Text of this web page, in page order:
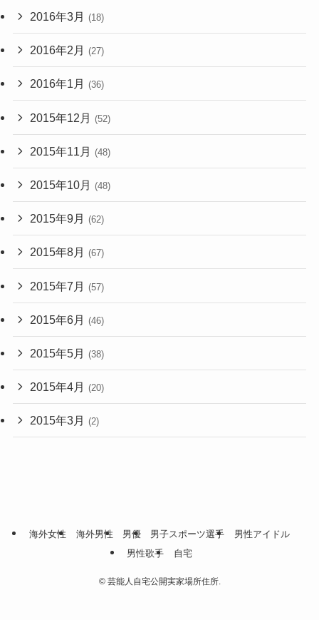
2016年3月 (18)
2016年2月 (27)
2016年1月 (36)
2015年12月 (52)
2015年11月 (48)
2015年10月 (48)
2015年9月 (62)
2015年8月 (67)
2015年7月 (57)
2015年6月 (46)
2015年5月 (38)
2015年4月 (20)
2015年3月 (2)
海外女性 海外男性 男優 男子スポーツ選手
男性アイドル
男性歌手
自宅
©芸能人自宅公開実家場所住所.